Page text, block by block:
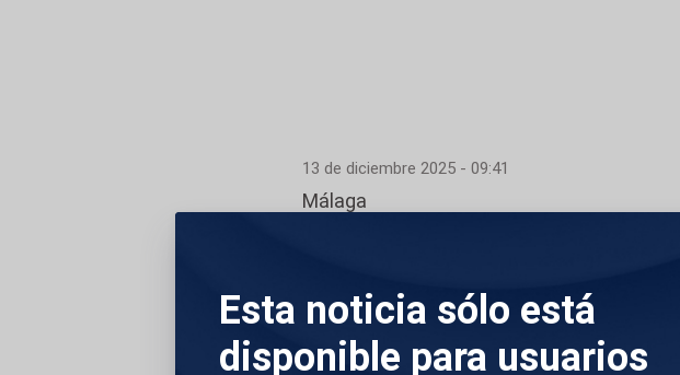
Esta noticia sólo está
disponible para usuarios
13 de diciembre 2025 - 09:41
Málaga
introducir hachís desde Marruecos
Realizaban envíos aéreos de entre
Málaga, Almería y Murcia, donde eran